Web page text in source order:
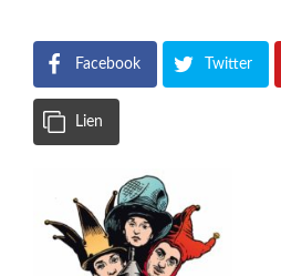
Facebook Twitter
Lien